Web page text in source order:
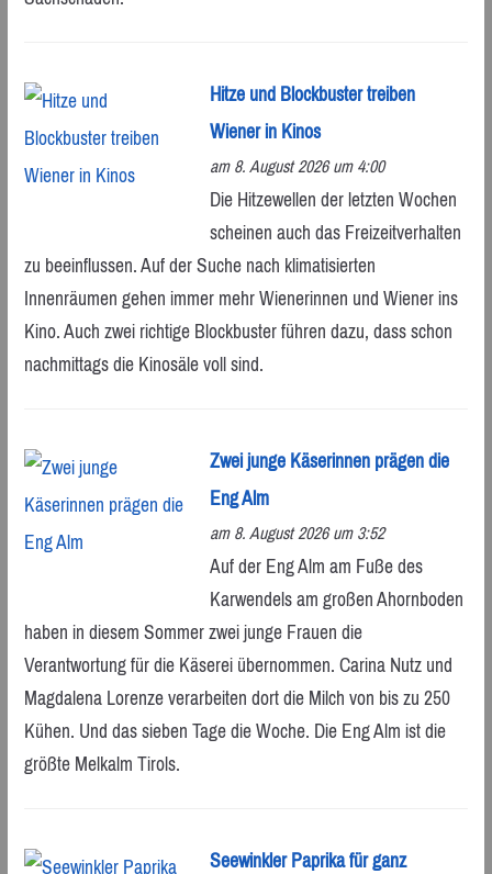
Hitze und Blockbuster treiben
Wiener in Kinos
am 8. August 2026 um 4:00
Die Hitzewellen der letzten Wochen
scheinen auch das Freizeitverhalten
zu beeinflussen. Auf der Suche nach klimatisierten
Innenräumen gehen immer mehr Wienerinnen und Wiener ins
Kino. Auch zwei richtige Blockbuster führen dazu, dass schon
nachmittags die Kinosäle voll sind.
Zwei junge Käserinnen prägen die
Eng Alm
am 8. August 2026 um 3:52
Auf der Eng Alm am Fuße des
Karwendels am großen Ahornboden
haben in diesem Sommer zwei junge Frauen die
Verantwortung für die Käserei übernommen. Carina Nutz und
Magdalena Lorenze verarbeiten dort die Milch von bis zu 250
Kühen. Und das sieben Tage die Woche. Die Eng Alm ist die
größte Melkalm Tirols.
Seewinkler Paprika für ganz